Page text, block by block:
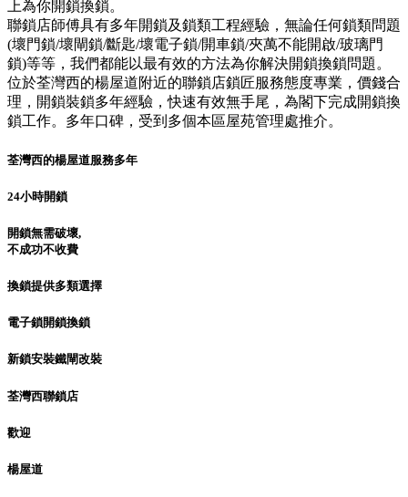
上為你開鎖換鎖。
聯鎖店師傅具有多年開鎖及鎖類工程經驗，無論任何鎖類問題
(壞門鎖/壞閘鎖/斷匙/壞電子鎖/開車鎖/夾萬不能開啟/玻璃門
鎖)等等，我們都能以最有效的方法為你解決開鎖換鎖問題。
位於荃灣西的楊屋道附近的聯鎖店鎖匠服務態度專業，價錢合
理，開鎖裝鎖多年經驗，快速有效無手尾，為閣下完成開鎖換
鎖工作。多年口碑，受到多個本區屋苑管理處推介。
荃灣西的楊屋道服務多年
24小時開鎖
開鎖無需破壞,
不成功不收費
換鎖提供多類選擇
電子鎖開鎖換鎖
新鎖安裝鐵閘改裝
荃灣西聯鎖店
歡迎
楊屋道